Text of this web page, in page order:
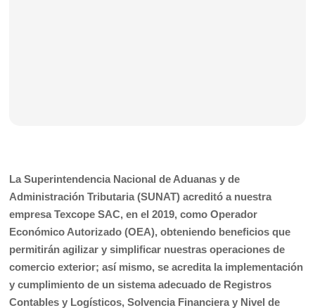
La Superintendencia Nacional de Aduanas y de
Administración Tributaria (SUNAT) acreditó a nuestra
empresa Texcope SAC, en el 2019, como Operador
Económico Autorizado (OEA), obteniendo beneficios que
permitirán agilizar y simplificar nuestras operaciones de
comercio exterior; así mismo, se acredita la implementación
y cumplimiento de un sistema adecuado de Registros
Contables y Logísticos, Solvencia Financiera y Nivel de